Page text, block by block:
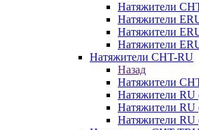
Натяжители
Натяжители
Натяжители
Натяжители
Натяжители CHT-RU
Назад
Натяжители
Натяжители
Натяжители RU
Натяжители RU